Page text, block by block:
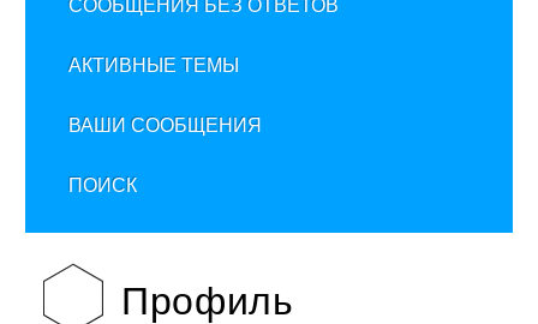
СООБЩЕНИЯ БЕЗ ОТВЕТОВ
АКТИВНЫЕ ТЕМЫ
ВАШИ СООБЩЕНИЯ
ПОИСК
Профиль